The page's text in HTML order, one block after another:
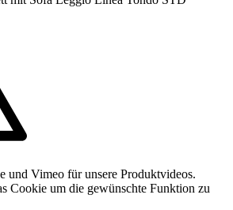
und Vimeo für unsere Produktvideos.
Cookie um die gewünschte Funktion zu